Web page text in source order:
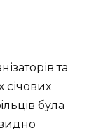
та
січових
була